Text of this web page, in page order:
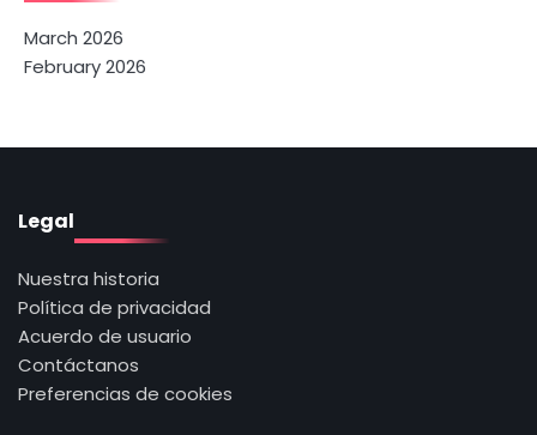
March 2026
February 2026
Legal
Nuestra historia
Política de privacidad
Acuerdo de usuario
Contáctanos
Preferencias de cookies